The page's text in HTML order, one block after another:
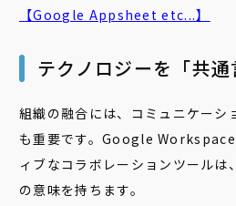
【Google Appsheet etc...】
テクノロジーを「共
組織の融合には、コミュニケーシ
も重要です。Google Workspace
ィブなコラボレーションツールは
の意味を持ちます。